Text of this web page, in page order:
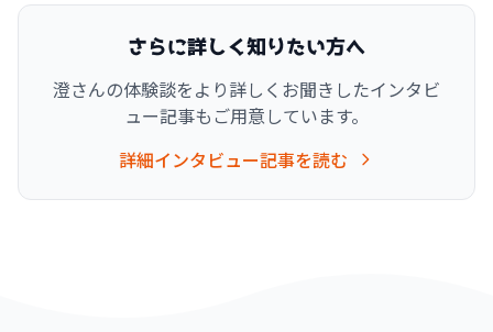
さらに詳しく知りたい方へ
澄さんの体験談をより詳しくお聞きしたインタビ
ュー記事もご用意しています。
詳細インタビュー記事を読む